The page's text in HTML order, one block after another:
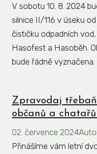
V sobotu 10. 8. 2024
silnice II/116 v úseku
čističku odpadních
Hasofest a Hasoběh.
bude řádně vyznačena.
Zpravodaj
občanů a
02. července 2024
Přinášíme vám letní